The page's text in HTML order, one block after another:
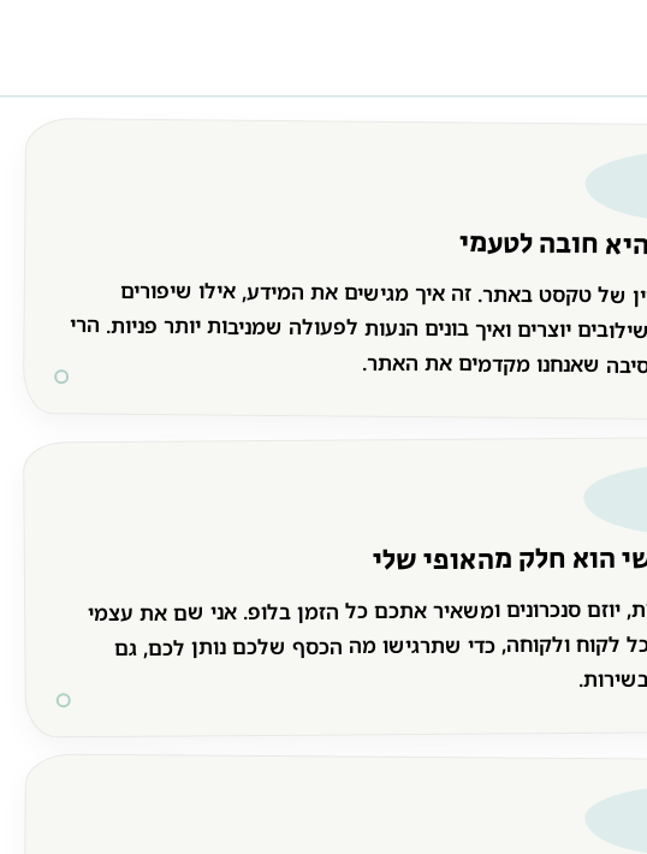
חובה לטעמי
של טקסט באתר. זה איך מגישים את המידע, אילו שיפורים
יוצרים ואיך בונים הנעות לפעולה שמניבות יותר פניות. הרי
שאנחנו מקדמים את האתר.
הוא חלק מהאופי שלי
יוזם סנכרונים ומשאיר אתכם כל הזמן בלופ. אני שם את עצמי
לקוח ולקוחה, כדי שתרגישו מה הכסף שלכם נותן לכם, גם